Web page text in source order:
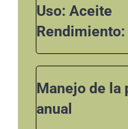
Uso: Aceite
Manejo de la
anual